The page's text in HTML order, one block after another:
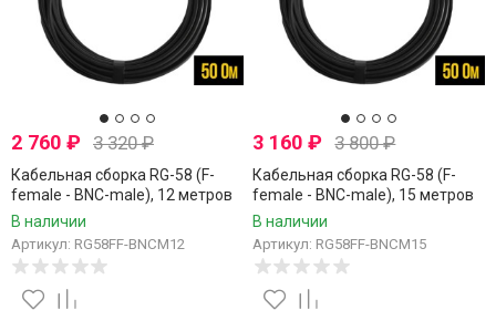
2 760 ₽ 3 320₽
Кабельная сборка RG-58 (F-
female - BNC-male), 12 метров
В наличии
Артикул: RG58FF-BNCM12
3 160₽ 3 800₽
Кабельная сборка RG-58 (F-
female - BNC-male), 15 метров
В наличии
Артикул: RG58FF-BNCM15